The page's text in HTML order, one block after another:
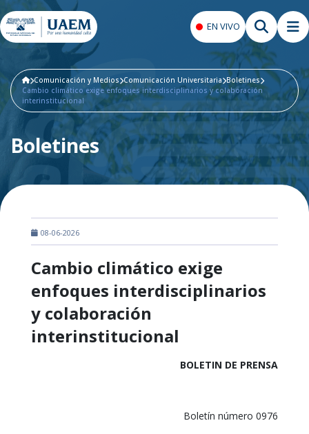
EN VIVO
Comunicación y Medios Comunicación Universitaria Boletines
Cambio climático exige enfoques interdisciplinarios y colaboración
interinstitucional
Boletines
08-06-2026
Cambio climático exige
enfoques interdisciplinarios
y colaboración
interinstitucional
BOLETIN DE PRENSA
Boletín número 0976